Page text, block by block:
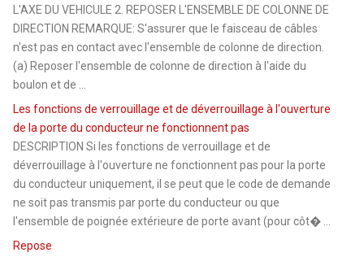
L'AXE DU VEHICULE 2. REPOSER L'ENSEMBLE DE COLONNE DE
DIRECTION REMARQUE: S'assurer que le faisceau de câbles
n'est pas en contact avec l'ensemble de colonne de direction.
(a) Reposer l'ensemble de colonne de direction à l'aide du
boulon et de ...
Les fonctions de verrouillage et de déverrouillage à l'ouverture
de la porte du conducteur ne fonctionnent pas
DESCRIPTION Si les fonctions de verrouillage et de
déverrouillage à l'ouverture ne fonctionnent pas pour la porte
du conducteur uniquement, il se peut que le code de demande
ne soit pas transmis par porte du conducteur ou que
l'ensemble de poignée extérieure de porte avant (pour côt� ...
Repose